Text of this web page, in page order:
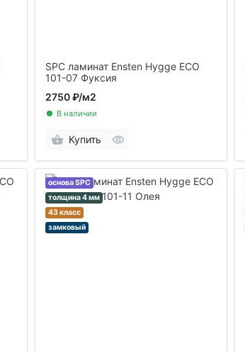
SPC ламинат Ensten Hygge ECO
101-07 Фуксия
2750 ₽/м2
В наличии
Купить
основа SPC
толщина 4 мм
43 класс
замковый